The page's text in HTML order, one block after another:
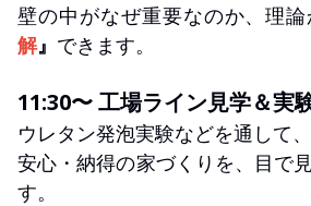
壁の中がなぜ重要なのか、理論
解』 できます。
11:30〜 工場ライン見学＆実
ウレタン発泡実験などを通して
安心・納得の家づくりを、目で
す。